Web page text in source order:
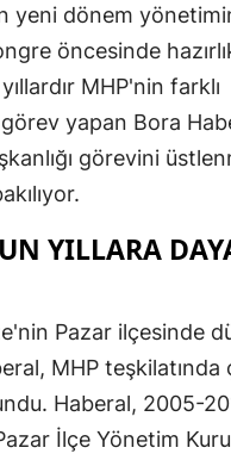
yeni dönem
öncesinde
MHP'nin farklı
yapan Bora
görevini
YILLARA
Pazar ilçesinde
MHP teşkilatında
Haberal, 2005-
İlçe Yönetim